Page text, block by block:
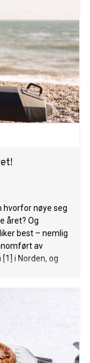
hvorfor nøye seg
året? Og
best – nemlig
av
i Norden, og